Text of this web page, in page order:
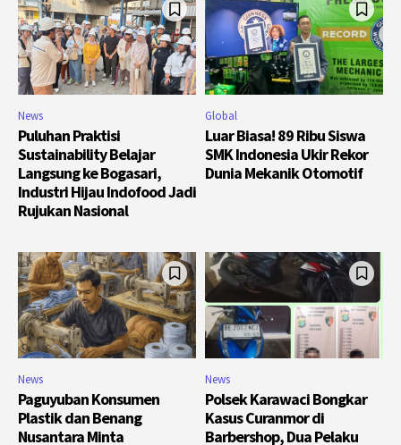
News
Puluhan Praktisi
Sustainability Belajar
Langsung ke Bogasari,
Industri Hijau Indofood Jadi
Rujukan Nasional
Global
Luar Biasa! 89 Ribu Siswa
SMK Indonesia Ukir Rekor
Dunia Mekanik Otomotif
News
Paguyuban Konsumen
Plastik dan Benang
Nusantara Minta
News
Polsek Karawaci Bongkar
Kasus Curanmor di
Barbershop, Dua Pelaku